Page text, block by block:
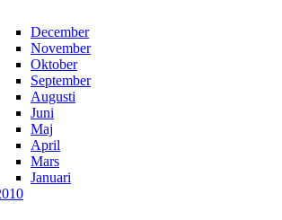
December
November
Oktober
September
Augusti
Juni
Maj
April
Mars
Januari